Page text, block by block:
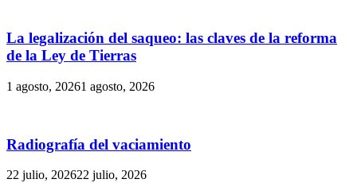
La legalización del saqueo: las claves de la reforma
de la Ley de Tierras
1 agosto, 20261 agosto, 2026
Radiografía del vaciamiento
22 julio, 202622 julio, 2026